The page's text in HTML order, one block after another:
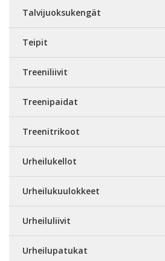
Talvijuoksukengät
Teipit
Treeniliivit
Treenipaidat
Treenitrikoot
Urheilukellot
Urheilukuulokkeet
Urheiluliivit
Urheilupatukat